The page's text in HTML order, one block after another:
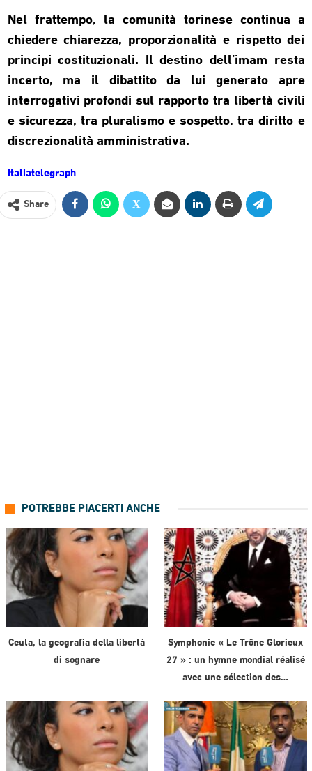
Nel frattempo, la comunità torinese continua a
chiedere chiarezza, proporzionalità e rispetto dei
principi costituzionali. Il destino dell’imam resta
incerto, ma il dibattito da lui generato apre
interrogativi profondi sul rapporto tra libertà civili
e sicurezza, tra pluralismo e sospetto, tra diritto e
discrezionalità amministrativa.
italiatelegraph
Share
POTREBBE PIACERTI ANCHE
Ceuta, la geografia della libertà
di sognare
Symphonie « Le Trône Glorieux
27 » : un hymne mondial réalisé
avec une sélection des…